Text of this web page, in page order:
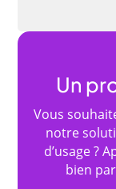
Un
Vous
notre
d’usage ?
bien